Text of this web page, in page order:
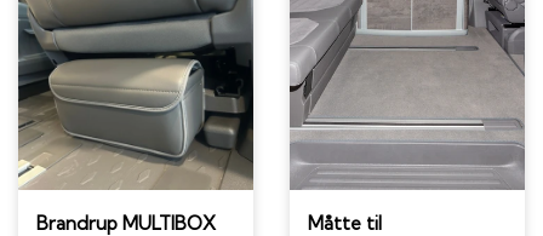
Brandrup MULTIBOX
Måtte til